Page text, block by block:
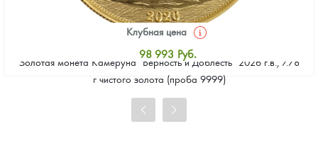
Золотая монета Камеруна "Верность и Доблесть" 2026 г.в., 7.78
г чистого золота (проба 9999)
Клубная цена
98 993 Руб.
Стандартная цена
Цена выкупа